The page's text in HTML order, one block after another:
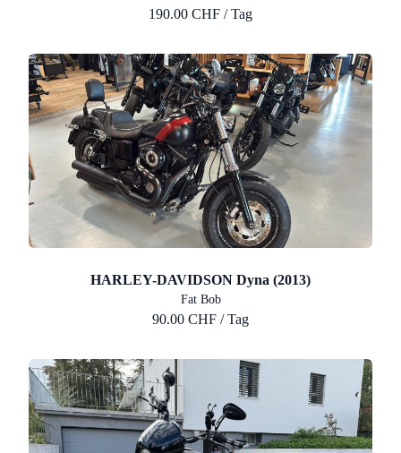
190.00 CHF / Tag
HARLEY-DAVIDSON Dyna (2013)
Fat Bob
90.00 CHF / Tag